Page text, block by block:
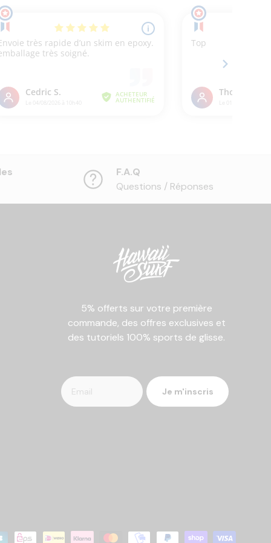
F.A.Q
Questions / Réponses
5% offerts sur votre première
commande, des offres exclusives et
des tutoriels 100% sports de glisse.
Je m'inscris